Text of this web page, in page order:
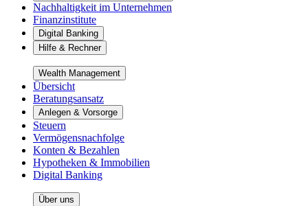
Nachhaltigkeit im Unternehmen
Finanzinstitute
Digital Banking
Hilfe & Rechner
Wealth Management
Übersicht
Beratungsansatz
Anlegen & Vorsorge
Steuern
Vermögensnachfolge
Konten & Bezahlen
Hypotheken & Immobilien
Digital Banking
Über uns